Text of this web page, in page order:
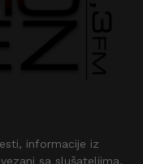
informacije iz
sa slušateljima.